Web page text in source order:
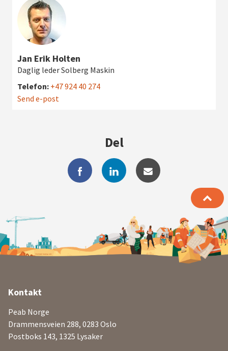
Jan Erik Holten
Daglig leder Solberg Maskin
Telefon: +47 924 40 274
Send e-post
Del
Ytterligere
informasjon
og
kontaktdetaljer
Kontakt
Peab Norge
Drammensveien 288, 0283 Oslo
Postboks 143, 1325 Lysaker